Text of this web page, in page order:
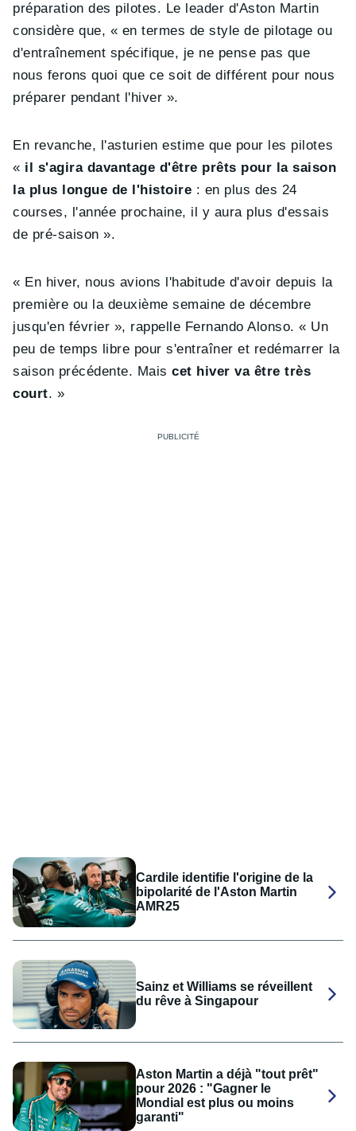
préparation des pilotes. Le leader d'Aston Martin
considère que, « en termes de style de pilotage ou
d'entraînement spécifique, je ne pense pas que
nous ferons quoi que ce soit de différent pour nous
préparer pendant l'hiver ».
En revanche, l'asturien estime que pour les pilotes
« il s'agira davantage d'être prêts pour la saison
la plus longue de l'histoire : en plus des 24
courses, l'année prochaine, il y aura plus d'essais
de pré-saison ».
« En hiver, nous avions l'habitude d'avoir depuis la
première ou la deuxième semaine de décembre
jusqu'en février », rappelle Fernando Alonso. « Un
peu de temps libre pour s'entraîner et redémarrer la
saison précédente. Maiscet hiver va être très
court. »
Cardile identifie l'origine de la
bipolarité de l'Aston Martin
AMR25
Sainz et Williams se réveillent
du rêve à Singapour
Aston Martin a déjà "tout prêt"
pour 2026 : "Gagner le
Mondial est plus ou moins
garanti"